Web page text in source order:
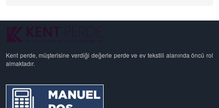
Kent perde, müşterisine verdiği değerle perde ve ev tekstili alanında öncü rol
almaktadır.